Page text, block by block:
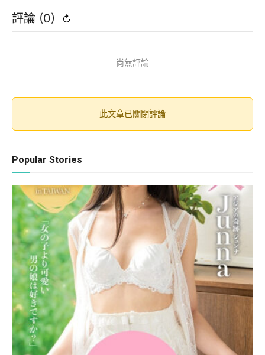
評論 (0) ↻
尚無評論
此文章已關閉評論
Popular Stories